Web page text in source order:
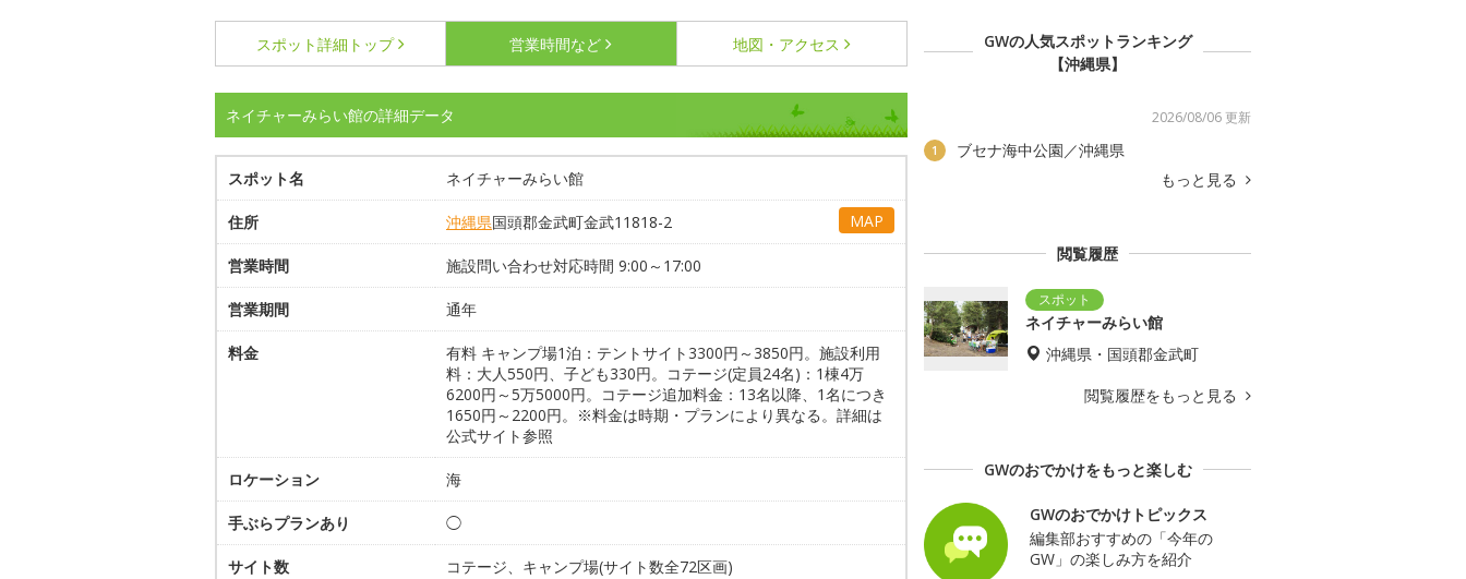
スポット詳細 トップ 営業時間など 地図・アクセス
ネイチャーみらい館の詳細データ
スポット名 ネイチャーみらい館
住所 沖縄県国頭郡金武町金武11818-2 MAP
営業時間 施設問い合わせ対応時間 9:00～17:00
営業期間 通年
料金
有料 キャンプ場1泊：テントサイト3300円～3850円。施設利用
料：大人550円、子ども330円。コテージ(定員24名)：1棟4万
6200円～5万5000円。コテージ追加料金：13名以降、1名につき
1650円～2200円。※料金は時期・プランにより異なる。詳細は
公式サイト参照
ロケーション 海
手ぶらプランあり ◯
サイト数 コテージ、キャンプ場(サイト数全72区画)
GWの人気スポットランキング
【沖縄県】
2026/08/06 更新
1
ブセナ海中公園／沖縄県
もっと見る
閲覧履歴
ネイチャーみらい館
沖縄県・国頭郡金武町
閲覧履歴をもっと見る
GWのおでかけをもっと楽しむ
GWのおでかけトピックス
編集部おすすめの「今年の
GW」の楽しみ方を紹介